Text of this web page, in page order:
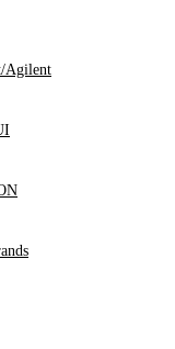
Agilent